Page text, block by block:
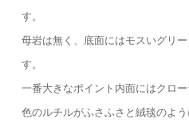
す。
母岩は無く、底面にはモスいグリ
す。
一番大きなポイント内面にはクロ
色のルチルがふさふさと絨毯のよ